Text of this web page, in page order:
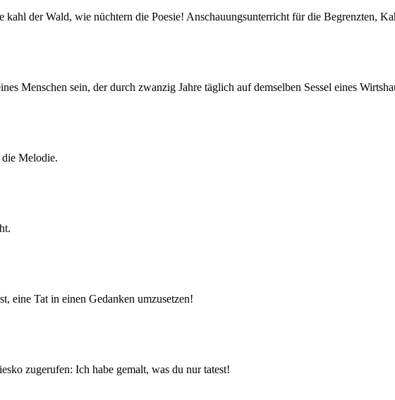
der Wald, wie nüchtern die Poesie! Anschauungsunterricht für die Begrenzten,
Menschen sein, der durch zwanzig Jahre täglich auf demselben Sessel eines
Melodie.
eine Tat in einen Gedanken umzusetzen!
zugerufen: Ich habe gemalt, was du nur tatest!